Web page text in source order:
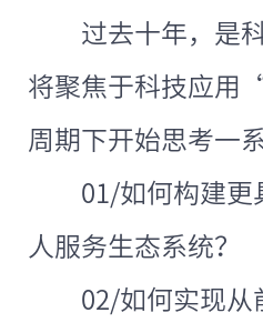
过去十年，是
将聚焦于科技应
周期下开始思考一
01/如何构建更
人服务生态系统？
02/如何实现从